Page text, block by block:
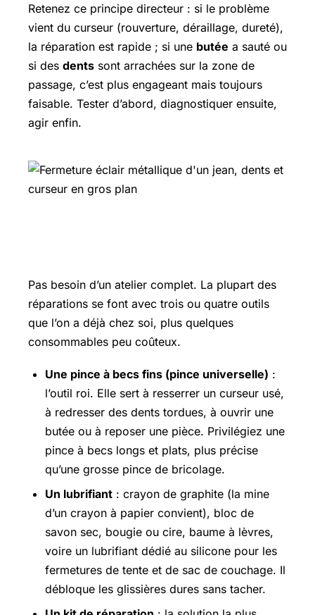
Retenez ce principe directeur : si le problème
vient du curseur (rouverture, déraillage, dureté),
la réparation est rapide ; si une butée a sauté ou
si des dents sont arrachées sur la zone de
passage, c’est plus engageant mais toujours
faisable. Tester d’abord, diagnostiquer ensuite,
agir enfin.
Pas besoin d’un atelier complet. La plupart des
réparations se font avec trois ou quatre outils
que l’on a déjà chez soi, plus quelques
consommables peu coûteux.
Une pince à becs fins (pince universelle) :
l’outil roi. Elle sert à resserrer un curseur usé,
à redresser des dents tordues, à ouvrir une
butée ou à reposer une pièce. Privilégiez une
pince à becs longs et plats, plus précise
qu’une grosse pince de bricolage.
Un lubrifiant : crayon de graphite (la mine
d’un crayon à papier convient), bloc de
savon sec, bougie ou cire, baume à lèvres,
voire un lubrifiant dédié au silicone pour les
fermetures de tente et de sac de couchage. Il
débloque les glissières dures sans tacher.